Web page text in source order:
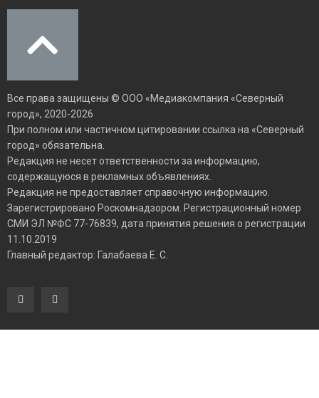
Все права защищены © ООО «Медиакомпания «Северный
город», 2020-2026
При полном или частичном цитировании ссылка на «Северный
город» обязательна.
Редакция не несет ответственности за информацию,
содержащуюся в рекламных объявлениях.
Редакция не предоставляет справочную информацию.
Зарегистрировано Роскомнадзором. Регистрационный номер
СМИ ЭЛ №ФС 77-76839, дата принятия решения о регистрации
11.10.2019
Главный редактор: Галабаева Е. С.